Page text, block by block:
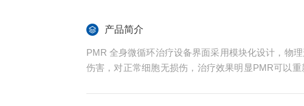
产品简介
PMR 全身微循环治疗设备界面采用模块化设计，物
伤害，对正常细胞无损伤，治疗效果明显PMR可以